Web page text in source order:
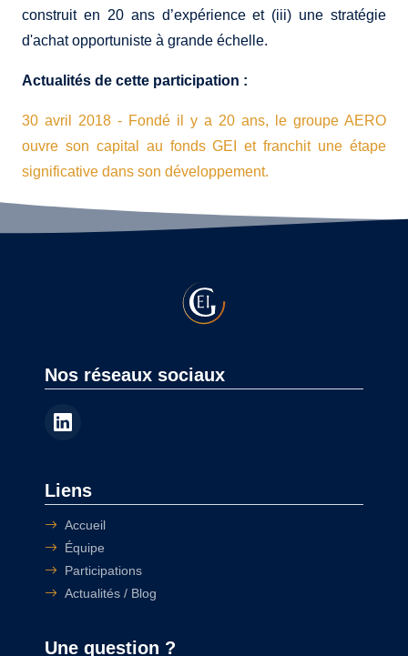
construit en 20 ans d’expérience et (iii) une stratégie
d'achat opportuniste à grande échelle.
Actualités de cette participation :
30 avril 2018 - Fondé il y a 20 ans, le groupe AERO
ouvre son capital au fonds GEI et franchit une étape
significative dans son développement.
Nos réseaux sociaux
Liens
Accueil
Équipe
Participations
Actualités / Blog
Une question ?